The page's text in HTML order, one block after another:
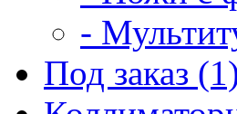
-
Под заказ